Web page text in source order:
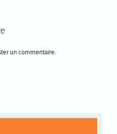
un commentaire.